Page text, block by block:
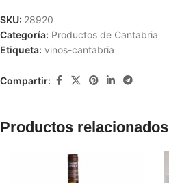
SKU: 28920
Categoría: Productos de Cantabria
Etiqueta: vinos-cantabria
Compartir:
Productos relacionados